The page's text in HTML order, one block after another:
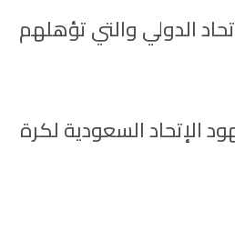
الدولي والتي تؤهلهم
الإتحاد السعودية لكرة